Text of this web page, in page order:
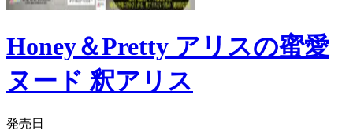
Honey＆Pretty アリスの蜜愛
ヌード 釈アリス
発売日